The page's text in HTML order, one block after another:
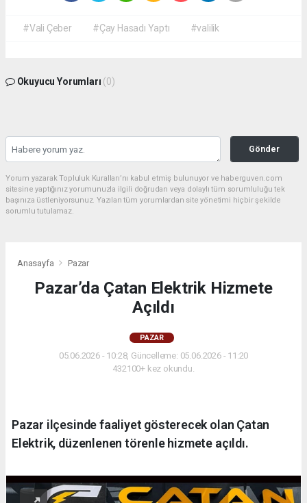
#Vali Çeber #Çay Hasadı Yaptı #valilik
Okuyucu Yorumları (0)
Gönder
Yorum yazarak Topluluk Kuralları’nı kabul etmiş bulunuyor ve haberguven.com
sitesine yaptığınız yorumunuzla ilgili doğrudan veya dolaylı tüm sorumluluğu tek
başınıza üstleniyorsunuz. Yazılan tüm yorumlardan site yönetimi hiçbir şekilde
sorumlu tutulamaz.
Anasayfa Pazar
Pazar’da Çatan Elektrik Hizmete
Açıldı
PAZAR
05.06.2026 - 10:28, Güncelleme: 05.06.2026 - 11:20
432100+ kez okundu.
Pazar ilçesinde faaliyet gösterecek olan Çatan
Elektrik, düzenlenen törenle hizmete açıldı.